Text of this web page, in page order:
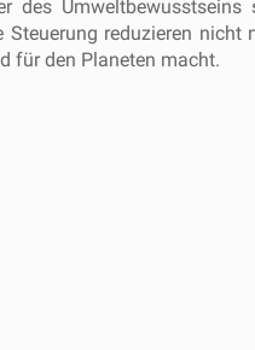
des
Steuerung reduzieren nicht
für den Planeten macht.